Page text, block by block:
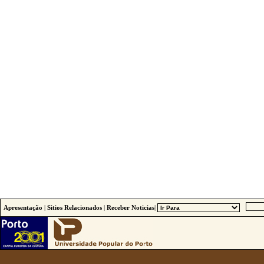
Apresentação | Sitios Relacionados | Receber Noticias|